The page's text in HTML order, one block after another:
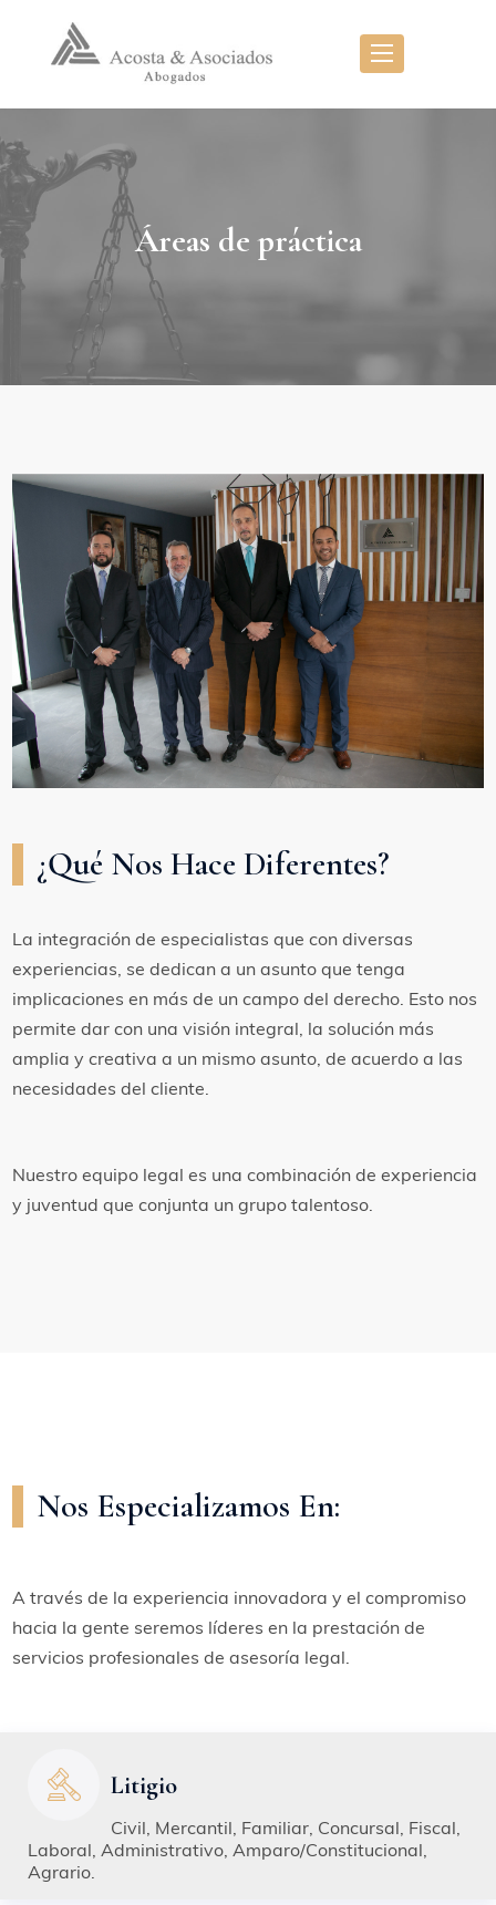
Áreas de práctica
¿Qué Nos Hace Diferentes?
La integración de especialistas que con diversas
experiencias, se dedican a un asunto que tenga
implicaciones en más de un campo del derecho. Esto nos
permite dar con una visión integral, la solución más
amplia y creativa a un mismo asunto, de acuerdo a las
necesidades del cliente.
Nuestro equipo legal es una combinación de experiencia
y juventud que conjunta un grupo talentoso.
Nos Especializamos En:
A través de la experiencia innovadora y el compromiso
hacia la gente seremos líderes en la prestación de
servicios profesionales de asesoría legal.
Litigio
Civil, Mercantil, Familiar, Concursal, Fiscal,
Laboral, Administrativo, Amparo/Constitucional,
Agrario.